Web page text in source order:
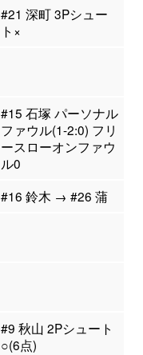
#21 深町 3Pシュー
ト×
#15 石塚 パーソナル
ファウル(1-2:0) フリ
ースローオンファウ
ル0
#16 鈴木 → #26 蒲
#9 秋山 2Pシュート
○(6点)